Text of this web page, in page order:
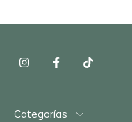
Categorías